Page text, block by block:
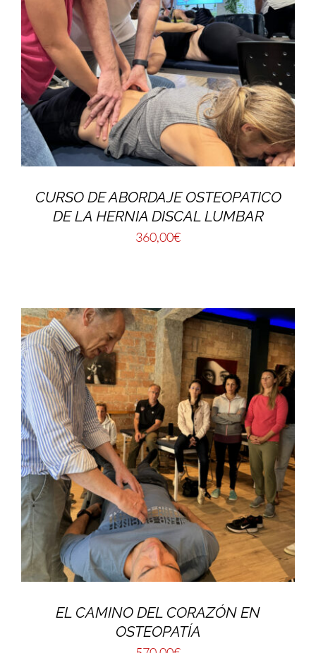
CURSO DE ABORDAJE OSTEOPATICO
DE LA HERNIA DISCAL LUMBAR
360,00€
EL CAMINO DEL CORAZÓN EN
OSTEOPATÍA